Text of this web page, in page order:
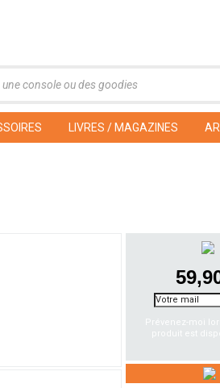
LIVRES / MAGAZINES
Prévenez-moi
produit est